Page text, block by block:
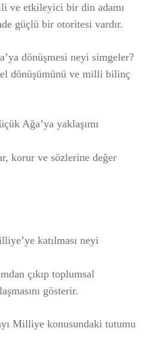
ve etkileyici bir din adamı
güçlü bir otoritesi vardır.
dönüşmesi neyi simgeler?
dönüşümünü ve milli bilinç
Ağa’ya yaklaşımı
korur ve sözlerine değer
katılması neyi
çıkıp toplumsal
gösterir.
Milliye konusundaki tutumu